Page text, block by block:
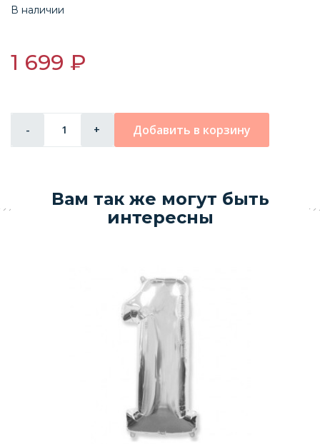
В наличии
1 699 ₽
- + Добавить в корзину
Вам так же могут быть
интересны